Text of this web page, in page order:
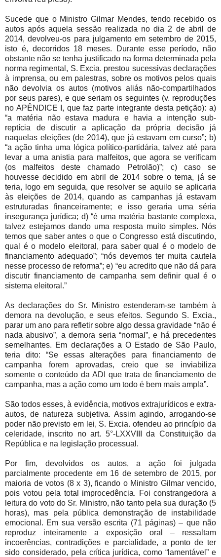
Sucede que o Ministro Gilmar Mendes, tendo recebido os
autos após aquela sessão realizada no dia 2 de abril de
2014, devolveu-os para julgamento em setembro de 2015,
isto é, decorridos 18 meses. Durante esse período, não
obstante não se tenha justificado na forma determinada pela
norma regimental, S. Excia. prestou sucessivas declarações
à imprensa, ou em palestras, sobre os motivos pelos quais
não devolvia os autos (motivos aliás não-compartilhados
por seus pares), e que seriam os seguintes (v. reproduções
no APÊNDICE I, que faz parte integrante desta petição): a)
“a matéria não estava madura e havia a intenção sub-
reptícia de discutir a aplicação da própria decisão já
naquelas eleições (de 2014), que já estavam em curso”; b)
“a ação tinha uma lógica político-partidária, talvez até para
levar a uma anistia para malfeitos, que agora se verificam
(os malfeitos deste chamado Petrolão)”; c) caso se
houvesse decidido em abril de 2014 sobre o tema, já se
teria, logo em seguida, que resolver se aquilo se aplicaria
às eleições de 2014, quando as campanhas já estavam
estruturadas financeiramente; e isso geraria uma séria
insegurança jurídica; d) “é uma matéria bastante complexa,
talvez estejamos dando uma resposta muito simples. Nós
temos que saber antes o que o Congresso está discutindo,
qual é o modelo eleitoral, para saber qual é o modelo de
financiamento adequado”; “nós devemos ter muita cautela
nesse processo de reforma”; e) “eu acredito que não dá para
discutir financiamento de campanha sem definir qual é o
sistema eleitoral.”
As declarações do Sr. Ministro estenderam-se também à
demora na devolução, e seus efeitos. Segundo S. Excia.,
parar um ano para refletir sobre algo dessa gravidade “não é
nada abusivo”, a demora seria “normal”, e há precedentes
semelhantes. Em declarações a O Estado de São Paulo,
teria dito: “Se essas alterações para financiamento de
campanha forem aprovadas, creio que se inviabiliza
somente o conteúdo da ADI que trata de financiamento de
campanha, mas a ação como um todo é bem mais ampla”.
São todos esses, à evidência, motivos extrajurídicos e extra-
autos, de natureza subjetiva. Assim agindo, arrogando-se
poder não previsto em lei, S. Excia. ofendeu ao princípio da
celeridade, inscrito no art. 5°-LXXVIII da Constituição da
República e na legislação processual.
Por fim, devolvidos os autos, a ação foi julgada
parcialmente procedente em 16 de setembro de 2015, por
maioria de votos (8 x 3), ficando o Ministro Gilmar vencido,
pois votou pela total improcedência. Foi constrangedora a
leitura do voto do Sr. Ministro, não tanto pela sua duração (5
horas), mas pela pública demonstração de instabilidade
emocional. Em sua versão escrita (71 páginas) – que não
reproduz inteiramente a exposição oral – ressaltam
incoerências, contradições e parcialidade, a ponto de ter
sido considerado, pela crítica jurídica, como “lamentável” e